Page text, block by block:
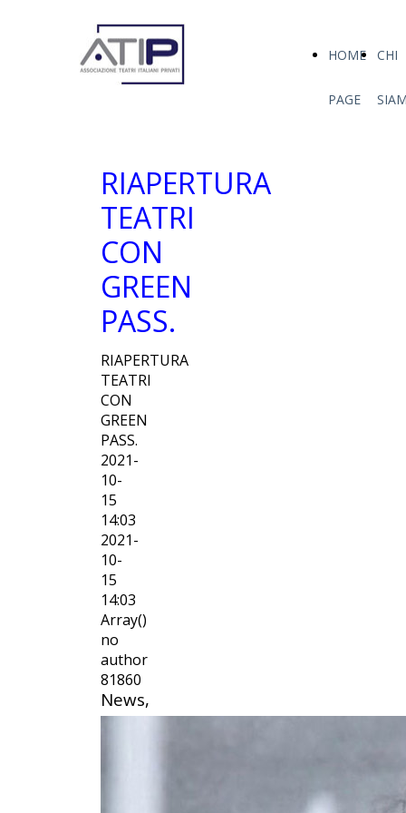
HOME
PAGE
CHI
RIAPERTURA
TEATRI
CON
GREEN
PASS.
RIAPERTURA
TEATRI
CON
GREEN
PASS.
2021-
10-
15
14:03
2021-
10-
15
14:03
Array()
no
author
81860
News,